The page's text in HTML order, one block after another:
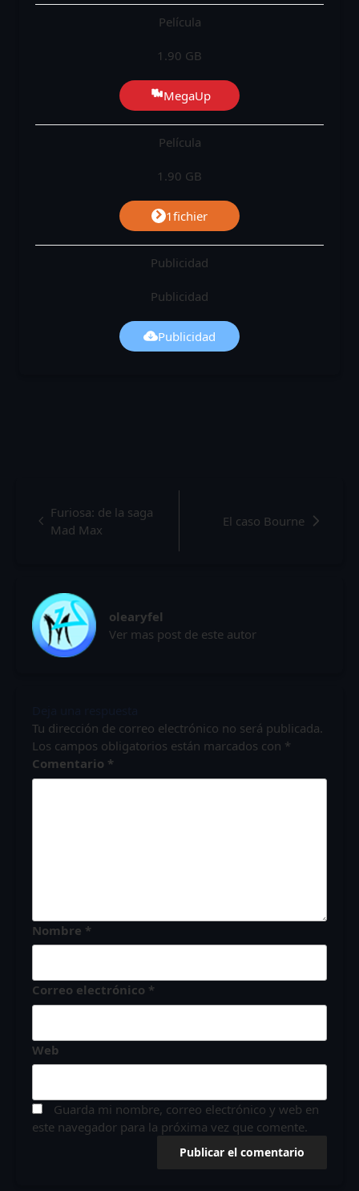
Película
1.90 GB
MegaUp
Película
1.90 GB
1fichier
Publicidad
Publicidad
Publicidad
Furiosa: de la saga
Mad Max
El caso Bourne
olearyfel
Ver mas post de este autor
Tu dirección de correo electrónico no será publicada.
Los campos obligatorios están marcados con *
Comentario *
Nombre *
Correo electrónico *
Web
Guarda mi nombre, correo electrónico y web en
este navegador para la próxima vez que comente.